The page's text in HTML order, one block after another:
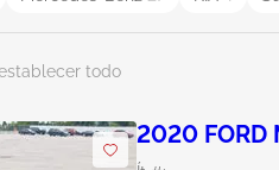
todo
2020 FORD